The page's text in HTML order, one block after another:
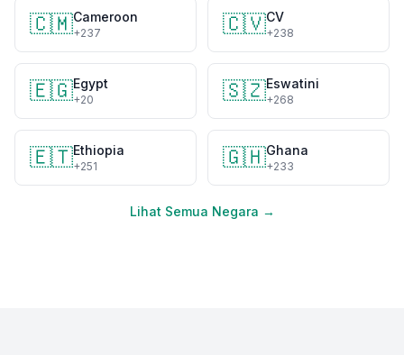
🇨🇲Cameroon
+237 🇨🇻CV
+238
🇪🇬Egypt
+20 🇸🇿Eswatini
+268
🇪🇹Ethiopia
+251 🇬🇭Ghana
+233
Lihat Semua Negara →